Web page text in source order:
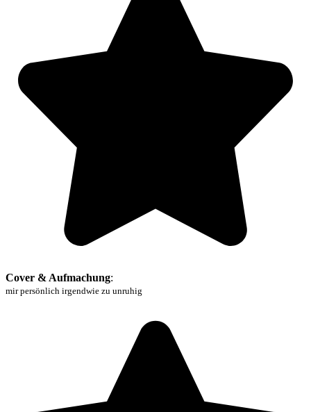
Cover & Aufmachung:
mir persönlich irgendwie zu unruhig